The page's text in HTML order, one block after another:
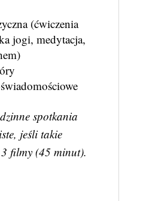
(ćwiczenia
jogi, medytacja,
spotkania
jeśli takie
filmy (45 minut).